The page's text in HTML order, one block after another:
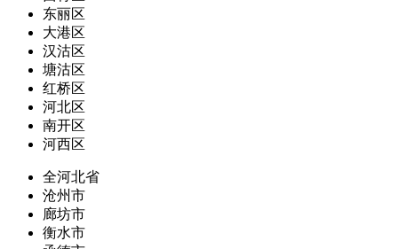
东丽区
大港区
汉沽区
塘沽区
红桥区
河北区
南开区
河西区
全河北省
沧州市
廊坊市
衡水市